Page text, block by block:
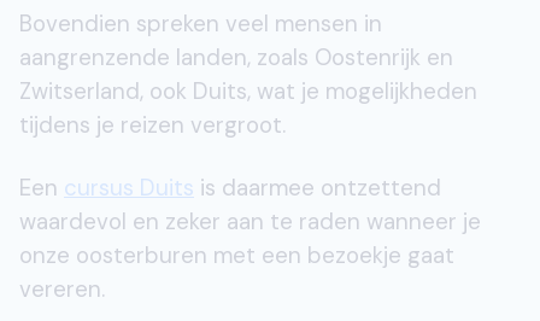
Bovendien spreken veel mensen in
aangrenzende landen, zoals Oostenrijk en
Zwitserland, ook Duits, wat je mogelijkheden
tijdens je reizen vergroot.
Een cursus Duits is daarmee ontzettend
waardevol en zeker aan te raden wanneer je
onze oosterburen met een bezoekje gaat
vereren.